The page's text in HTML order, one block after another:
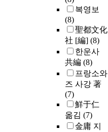
복영보
(8)
聖都文化
社 [編] (8)
한운사
共編 (8)
프랑소와
즈 사강 著
(7)
鮮于仁
옮김 (7)
金庸 지